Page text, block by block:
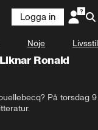
Logga in
Nöje Livsstil
Ronald
På torsdag 9